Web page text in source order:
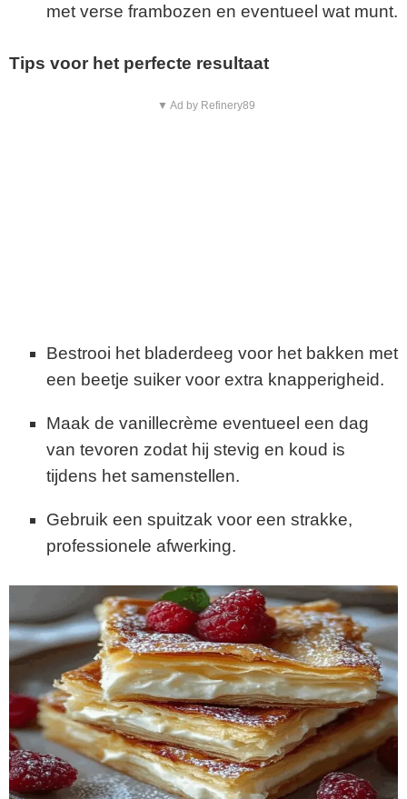
met verse frambozen en eventueel wat munt.
Tips voor het perfecte resultaat
▼ Ad by Refinery89
Bestrooi het bladerdeeg voor het bakken met
een beetje suiker voor extra knapperigheid.
Maak de vanillecrème eventueel een dag
van tevoren zodat hij stevig en koud is
tijdens het samenstellen.
Gebruik een spuitzak voor een strakke,
professionele afwerking.